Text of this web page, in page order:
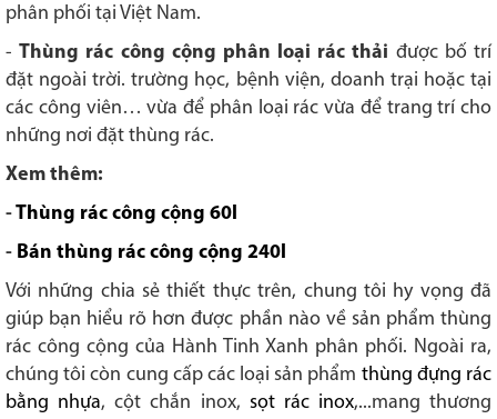
phân phối tại Việt Nam.
-Thùng rác công cộng phân loại rác thải được bố trí
đặt ngoài trời. trường học, bệnh viện, doanh trại hoặc tại
các công viên… vừa để phân loại rác vừa để trang trí cho
những nơi đặt thùng rác.
Xem thêm:
-Thùng rác công cộng 60l
- Bán thùng rác công cộng 240l
Với những chia sẻ thiết thực trên, chung tôi hy vọng đã
giúp bạn hiểu rõ hơn được phần nào về sản phẩm thùng
rác công cộng của Hành Tinh Xanh phân phối. Ngoài ra,
chúng tôi còn cung cấp các loại sản phẩm thùng đựng rác
bằng nhựa, cột chắn inox, sọt rác inox,...mang thương